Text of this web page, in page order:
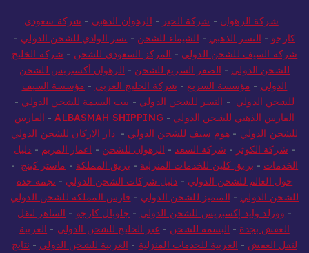
شركة الرهوان - شركة الخير - الرهوان الذهبي - شركة سعودي
كارجو - النسر الذهبي - الشيماء للشحن - نسر الوادي للشحن الدولي -
شركة السيف للشحن الدولي - المركز السعودي للشحن - شركة الخليج
للشحن الدولي - الصقر السريع للشحن - الرهوان أكسبريس للشحن
الدولي - مؤسسة السريع - شركة الخليج العربي - مؤسسة السيف
للشحن الدولي - النسر للشحن الدولي - بيت البسمة للشحن الدولي -
الفارس الذهبي للشحن الدولي -
ALBASMAH SHIPPING
- الفارس
للشحن الدولي - هوم سيف للشحن الدولي -دار الاركان للشحن الدولي
- شركة الكوثر - شركة السعد - الرهوان للشحن - اعمار المريم - دليل
الخدمات - بريق كلين للخدمات المنزلية - بريق المملكة - ماستر كينج -
حول العالم للشحن الدولي - دليل شركات الشحن الدولي - نجمة جدة
للشحن الدولي - المتميز للشحن الدولي - فارس المملكة للشحن الدولي
- وورلد وايد إكسبريس للشحن الدولي - جلوبال كارجو - الساهر لنقل
العفش بجدة - البسمه للشحن - عبر الخليج للشحن الدولي - العربية
لنقل العفش - العربية للخدمات المنزلية - العربية للشحن الدولي - نتايج